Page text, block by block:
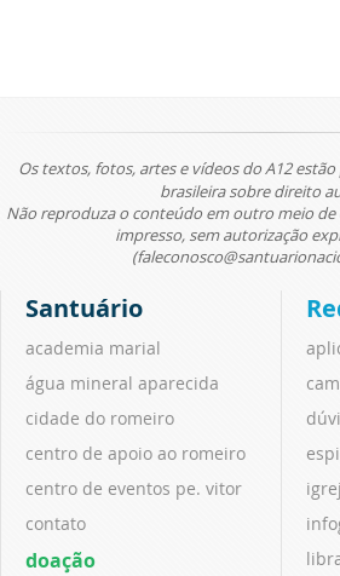
Os textos, fotos, artes e vídeos do A12
brasileira sobre direito
Não reproduza o conteúdo em outro meio
impresso, sem autorização
Santuário
academia marial
água mineral aparecida
cidade do romeiro
centro de apoio ao romeiro
centro de eventos pe. vitor
contato
doação